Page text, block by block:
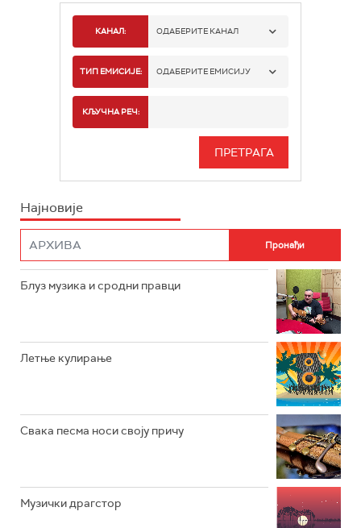
КАНАЛ: ОДАБЕРИТЕ КАНАЛ
РАДИО БЕОГРАД 1
РАДИО БЕОГРАД 3
РАДИО РОКЕНРОЛЕР
ТИП ЕМИСИЈЕ: ОДАБЕРИТЕ ЕМИСИЈУ
ИНФО
КЉУЧНА РЕЧ:
Најновије
Блуз музика и сродни правци
Летње кулирање
Свака песма носи своју причу
Музички драгстор